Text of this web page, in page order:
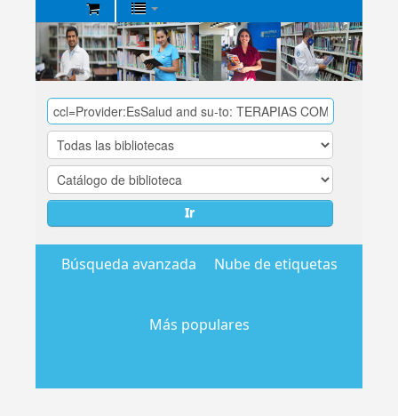
Biblioteca
Central
EsSalud
Ir
Búsqueda avanzada Nube de etiquetas
Más populares